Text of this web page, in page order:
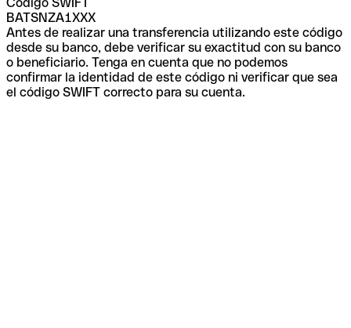
BATSNZA1XXX
Antes de realizar una transferencia utilizando este código
desde su banco, debe verificar su exactitud con su banco
o beneficiario. Tenga en cuenta que no podemos
confirmar la identidad de este código ni verificar que sea
el código SWIFT correcto para su cuenta.